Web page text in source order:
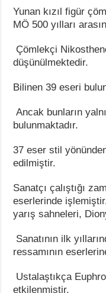
Yunan kızıl figür
MÖ 500 yılları
Çömlekçi
düşünülmektedir.
Bilinen 39 eseri
Ancak bunların
bulunmaktadır.
37 eser stil
edilmiştir.
Sanatçı çalıştığı
eserlerinde
yarış sahneleri,
Sanatının ilk
ressamının
Ustalaştıkça
etkilenmiştir.